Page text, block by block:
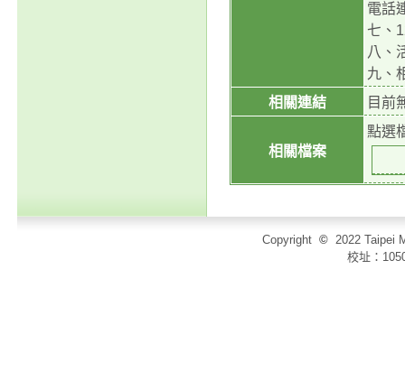
電話
七、
八、
九、
相關連結
目前
相關檔案
點選
Copyright © 2022 Taipei
校址：